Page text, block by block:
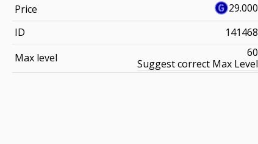
Price
29.000
ID
141468
Max level
60
Suggest correct Max Level